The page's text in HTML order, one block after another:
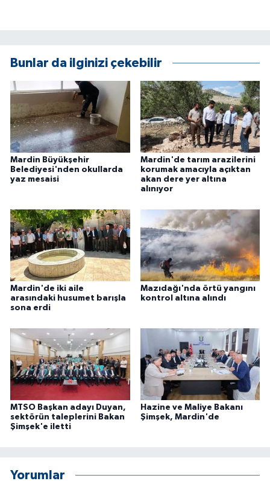
Bunlar da ilginizi çekebilir
Mardin Büyükşehir
Belediyesi'nden okullarda
yaz mesaisi
Mardin'de tarım arazilerini
korumak amacıyla açıktan
akan dere yer altına
alınıyor
Mardin'de iki aile
arasındaki husumet barışla
sona erdi
Mazıdağı'nda örtü yangını
kontrol altına alındı
MTSO Başkan adayı Duyan,
sektörün taleplerini Bakan
Şimşek'e iletti
Hazine ve Maliye Bakanı
Şimşek, Mardin'de
Yorumlar
Otomobil
POLİTİKA
Sağlık
SİYASET
TEKNOLOJİ
Turizm
ÜLKE GÜNDEMİ
YAŞAM
YEREL
Yerel Haberler